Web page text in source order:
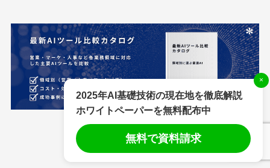
2025年AI基礎技術の現在地を徹底解説
ホワイトペーパーを無料配布中
無料で資料請求
×